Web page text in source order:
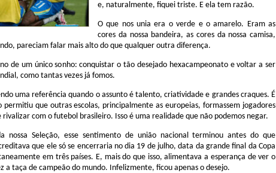
e, naturalmente, fiquei triste. E ela tem razão.
O que nos unia era o verde e o amarelo. Eram as
cores da nossa bandeira, as cores da nossa camisa,
pareciam falar mais alto do que qualquer outra diferença.
de um único sonho: conquistar o tão desejado hexacampeonato e voltar a ser
como tantas vezes já fomos.
uma referência quando o assunto é talento, criatividade e grandes craques. É
permitiu que outras escolas, principalmente as europeias, formassem jogadores
com o futebol brasileiro. Isso é uma realidade que não podemos negar.
nossa Seleção, esse sentimento de união nacional terminou antes do que
que ele só se encerraria no dia 19 de julho, data da grande final da Copa
em três países. E, mais do que isso, alimentava a esperança de ver o
a taça de campeão do mundo. Infelizmente, ficou apenas o desejo.